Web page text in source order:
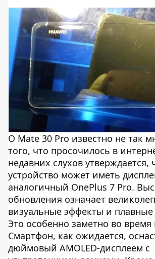
О Mate 30 Pro известно не так
того, что просочилось в
недавних слухов утверждается,
устройство может иметь
аналогичный OnePlus 7 Pro.
обновления означает
визуальные эффекты и
Это особенно заметно во время
Смартфон, как ожидается,
дюймовый AMOLED-дисплеем с